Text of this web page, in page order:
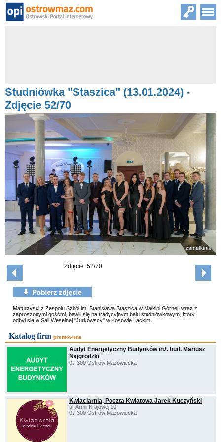
Studniówka "Staszica" (13.01.2024) -
Zdjęcie 52/70
Zdjęcie: 52/70
Maturzyści z Zespołu Szkół im. Stanisława Staszica w Małkini Górnej, wraz z
zaproszonymi gośćmi, bawili się na tradycyjnym balu studniówkowym, który
odbył się w Sali Weselnej "Jurkowscy" w Kosowie Lackim.
Katalog firm promowane
Audyt Energetyczny Budynków inż. bud. Mariusz
Najgrodzki
07-300 Ostrów Mazowiecka
Kwiaciarnia, Poczta Kwiatowa Jarek Kuczyński
ul. Armii Krajowej 10
07-300 Ostrów Mazowiecka